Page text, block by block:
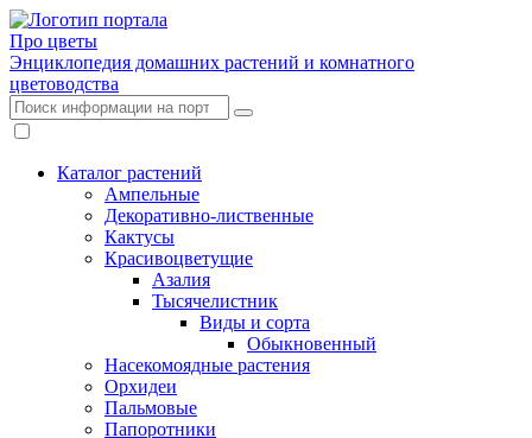
Про цветы
Энциклопедия домашних растений и комнатного
цветоводства
Каталог растений
Ампельные
Декоративно-лиственные
Кактусы
Красивоцветущие
Азалия
Тысячелистник
Виды и сорта
Обыкновенный
Насекомоядные растения
Орхидеи
Пальмовые
Папоротники